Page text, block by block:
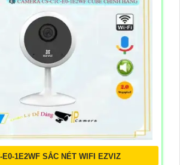
E0-1E2WF SẮC NÉT WIFI EZVIZ